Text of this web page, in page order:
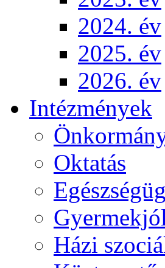
2024. év
2025. év
2026. év
Intézmények
Oktatás
Házi